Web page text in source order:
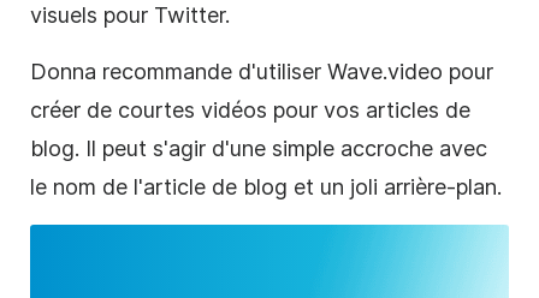
visuels pour Twitter.
Donna recommande d'utiliser Wave.video pour
créer de courtes vidéos pour vos articles de
blog. Il peut s'agir d'une simple accroche avec
le nom de l'article de blog et un joli arrière-plan.